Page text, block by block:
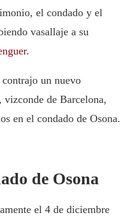
el condado y el
vasallaje a su
.
un nuevo
de Barcelona,
en el condado de Osona.
de Osona
el 4 de diciembre